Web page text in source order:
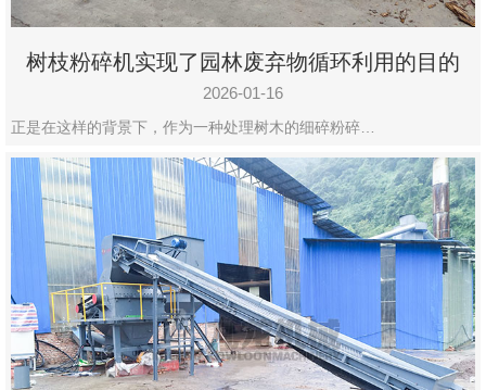
树枝粉碎机实现了园林废弃物循环利用的目的
2026-01-16
正是在这样的背景下，作为一种处理树木的细碎粉碎…